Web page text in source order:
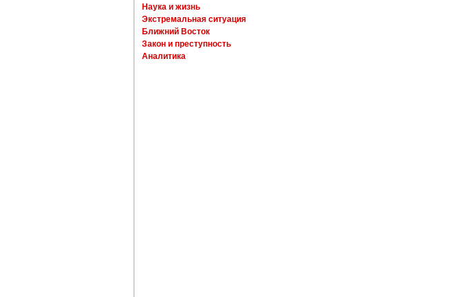
Наука и жизнь
Экстремальная ситуация
Ближний Восток
Закон и преступность
Аналитика